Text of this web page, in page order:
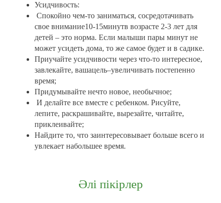
Усидчивость:
Спокойно чем-то заниматься, сосредотачивать
свое внимание10-15минутв возрасте 2-3 лет для
детей – это норма. Если малыши пары минут не
может усидеть дома, то же самое будет и в садике.
Приучайте усидчивости через что-то интересное,
завлекайте, вашацель–увеличивать постепенно
время;
Придумывайте нечто новое, необычное;
И делайте все вместе с ребенком. Рисуйте,
лепите, раскрашивайте, вырезайте, читайте,
приклеивайте;
Найдите то, что заинтересовывает больше всего и
увлекает набольшее время.
Әлі пікірлер